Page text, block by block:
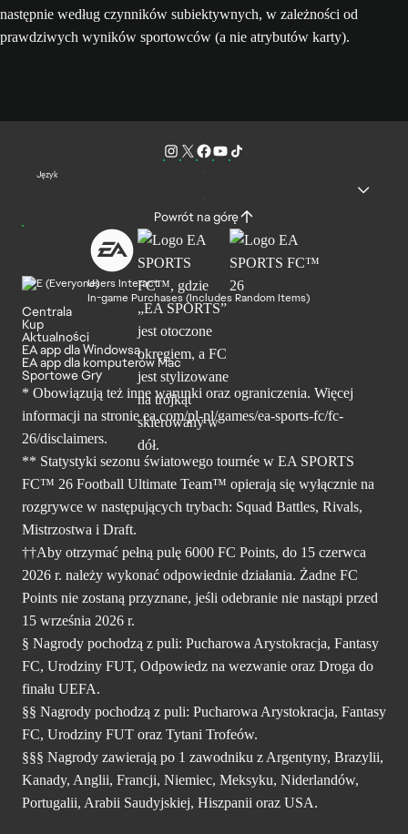
następnie według czynników subiektywnych, w zależności od
prawdziwych wyników sportowców (a nie atrybutów karty).
Język
Powrót na górę
Users Interact
In-game Purchases (Includes Random Items)
Centrala
Kup
Aktualności
EA app dla Windowsa
EA app dla komputerów Mac
Sportowe Gry
* Obowiązują też inne warunki oraz ograniczenia. Więcej
informacji na stronie ea.com/pl-pl/games/ea-sports-fc/fc-
26/disclaimers.
** Statystyki sezonu światowego tournée w EA SPORTS
FC™ 26 Football Ultimate Team™ opierają się wyłącznie na
rozgrywce w następujących trybach: Squad Battles, Rivals,
Mistrzostwa i Draft.
††Aby otrzymać pełną pulę 6000 FC Points, do 15 czerwca
2026 r. należy wykonać odpowiednie działania. Żadne FC
Points nie zostaną przyznane, jeśli odebranie nie nastąpi przed
15 września 2026 r.
§ Nagrody pochodzą z puli: Pucharowa Arystokracja, Fantasy
FC, Urodziny FUT, Odpowiedz na wezwanie oraz Droga do
finału UEFA.
§§ Nagrody pochodzą z puli: Pucharowa Arystokracja, Fantasy
FC, Urodziny FUT oraz Tytani Trofeów.
§§§ Nagrody zawierają po 1 zawodniku z Argentyny, Brazylii,
Kanady, Anglii, Francji, Niemiec, Meksyku, Niderlandów,
Portugalii, Arabii Saudyjskiej, Hiszpanii oraz USA.